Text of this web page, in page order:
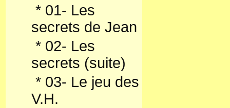
* 01- Les
secrets de Jean
* 02- Les
secrets (suite)
* 03- Le jeu des
V.H.